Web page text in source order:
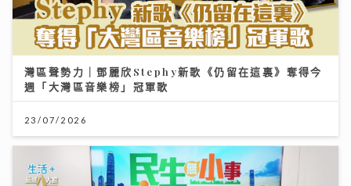
灣區聲勢力｜鄧麗欣Stephy新歌《仍留在這裏》奪得今
週「大灣區音樂榜」冠軍歌
23/07/2026